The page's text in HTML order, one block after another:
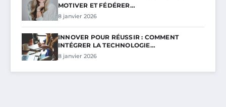
MOTIVER ET FÉDÉRER…
8 janvier 2026
INNOVER POUR RÉUSSIR : COMMENT
INTÉGRER LA TECHNOLOGIE…
8 janvier 2026